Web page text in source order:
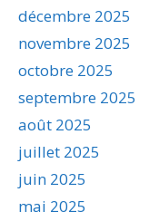
décembre 2025
novembre 2025
octobre 2025
septembre 2025
août 2025
juillet 2025
juin 2025
mai 2025